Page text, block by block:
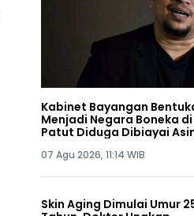
Kabinet Bayangan
Menjadi Negara Boneka
Patut Diduga Dibiayai
07 Agu 2026, 11:14 WIB
Skin Aging Dimulai Umur